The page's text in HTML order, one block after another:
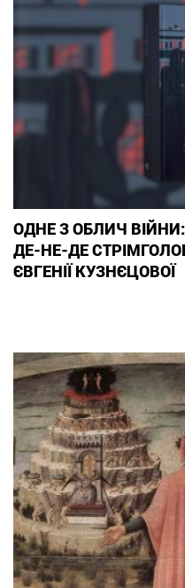
ОДНЕ З ОБЛИЧ
ДЕ-НЕ-ДЕ
ЄВГЕНІЇ КУЗНЄЦОВОЇ